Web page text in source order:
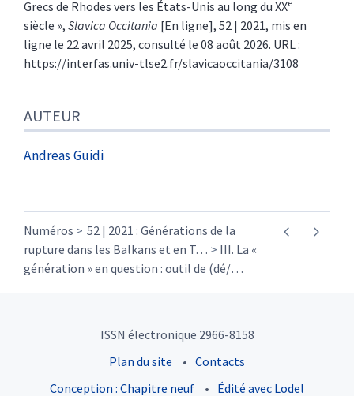
Grecs de Rhodes vers les États-Unis au long du XXe
siècle », Slavica Occitania [En ligne], 52 | 2021, mis en
ligne le 22 avril 2025, consulté le 08 août 2026. URL :
https://interfas.univ-tlse2.fr/slavicaoccitania/3108
AUTEUR
AndreasGuidi
Numéros
52 | 2021 : Générations de la
rupture dans les Balkans et en T…
III. La «
génération » en question : outil de (dé/…
ISSN électronique 2966-8158
Plan du site
Contacts
Conception : Chapitre neuf
Édité avec Lodel